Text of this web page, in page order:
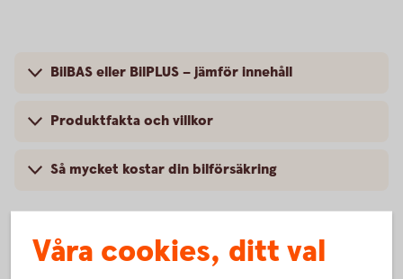
BilBAS eller BilPLUS – jämför innehåll
Produktfakta och villkor
Så mycket kostar din bilförsäkring
Våra cookies, ditt val